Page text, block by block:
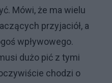
Mówi, że ma wielu
przyjaciół, a
wpływowego.
dużo pić z tymi
chodzi o